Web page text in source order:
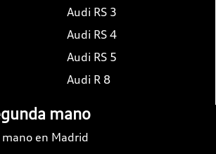
Audi RS 3
Audi RS 4
Audi RS 5
Audi R 8
mano
en Madrid